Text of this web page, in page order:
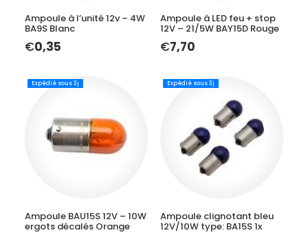
Ampoule à l’unité 12v – 4W
BA9S Blanc
€0,35
Ampoule à LED feu + stop
12V – 21/5W BAY15D Rouge
€7,70
Ampoule BAU15S 12V – 10W
ergots décalés Orange
Expédié sous 3j
Ampoule clignotant bleu
12V/10W type: BA15S 1x
Expédié sous 3j